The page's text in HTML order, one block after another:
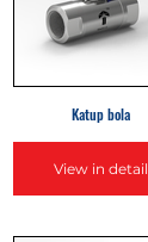
Katup bola
View in detail